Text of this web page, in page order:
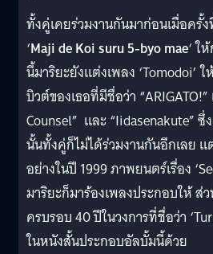
ทั้งคู่เคยร่วมงานกันมาก่อนเมื่อครั้
‘Maji de Koi suru 5-byo mae‘ ใ
นี้มาริยะยังแต่งเพลง ‘Tomodoi’
บิวต์ของเธอที่มีชื่อว่า
Counsel” และ “Iidasenakute”
นั้นทั้งคู่ก็ไม่ได้ร่วมงานกันอีกเลย
อย่างในปี 1999 ภาพยนตร์เรื่อง
มาริยะก็มาร้องเพลงประกอบให้ ส่
ครบรอบ 40 ปีในวงการที่ชื่อว่า
ในหนังสั้นประกอบอัลบั้มนี้ด้วย